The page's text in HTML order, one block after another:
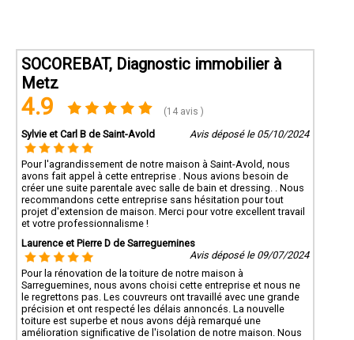
SOCOREBAT, Diagnostic immobilier à
Metz
4.9 (14 avis )
Sylvie et Carl B de Saint-Avold Avis déposé le 05/10/2024
Pour l'agrandissement de notre maison à Saint-Avold, nous
avons fait appel à cette entreprise . Nous avions besoin de
créer une suite parentale avec salle de bain et dressing. . Nous
recommandons cette entreprise sans hésitation pour tout
projet d'extension de maison. Merci pour votre excellent travail
et votre professionnalisme !
Laurence et Pierre D de Sarreguemines
Avis déposé le 09/07/2024
Pour la rénovation de la toiture de notre maison à
Sarreguemines, nous avons choisi cette entreprise et nous ne
le regrettons pas. Les couvreurs ont travaillé avec une grande
précision et ont respecté les délais annoncés. La nouvelle
toiture est superbe et nous avons déjà remarqué une
amélioration significative de l'isolation de notre maison. Nous